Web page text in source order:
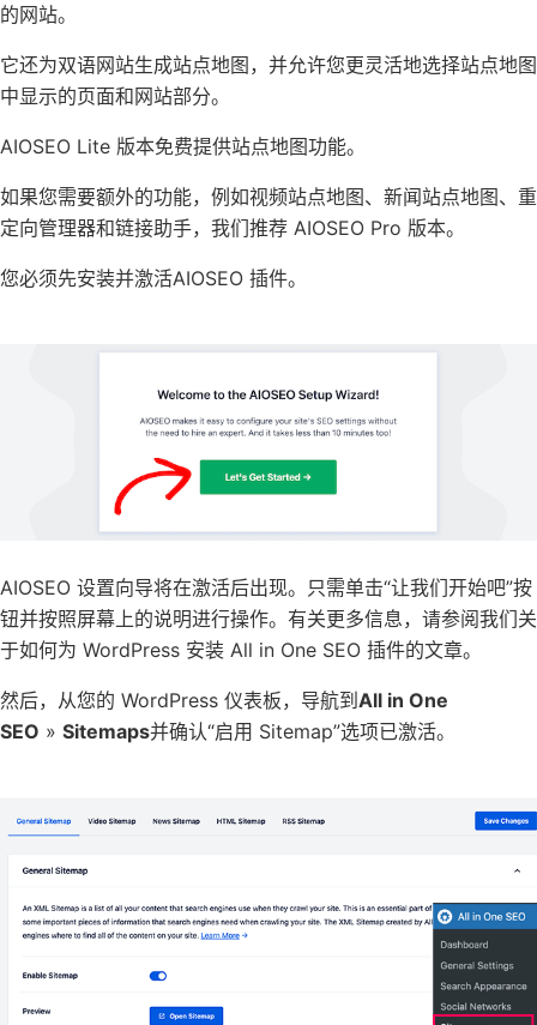
的网站。
它还为双语网站生成站点地图，并允许您更灵活地选择站点地图
中显示的页面和网站部分。
AIOSEO Lite 版本免费提供站点地图功能。
如果您需要额外的功能，例如视频站点地图、新闻站点地图、重
定向管理器和链接助手，我们推荐 AIOSEO Pro 版本。
您必须先安装并激活AIOSEO 插件。
AIOSEO 设置向导将在激活后出现。只需单击“让我们开始吧”按
钮并按照屏幕上的说明进行操作。有关更多信息，请参阅我们关
于如何为 WordPress 安装 All in One SEO 插件的文章。
然后，从您的 WordPress 仪表板，导航到 All in One
SEO » Sitemaps并确认“启用 Sitemap”选项已激活。